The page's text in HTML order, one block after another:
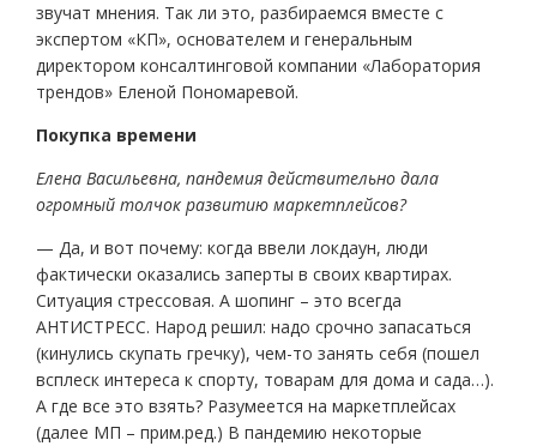
звучат мнения. Так ли это, разбираемся вместе с
экспертом «КП», основателем и генеральным
директором консалтинговой компании «Лаборатория
трендов» Еленой Пономаревой.
Покупка времени
Елена Васильевна, пандемия действительно дала
огромный толчок развитию маркетплейсов?
— Да, и вот почему: когда ввели локдаун, люди
фактически оказались заперты в своих квартирах.
Ситуация стрессовая. А шопинг – это всегда
АНТИСТРЕСС. Народ решил: надо срочно запасаться
(кинулись скупать гречку), чем-то занять себя (пошел
всплеск интереса к спорту, товарам для дома и сада…).
А где все это взять? Разумеется на маркетплейсах
(далее МП – прим.ред.) В пандемию некоторые